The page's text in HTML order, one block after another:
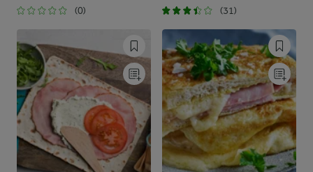
(0) (31)